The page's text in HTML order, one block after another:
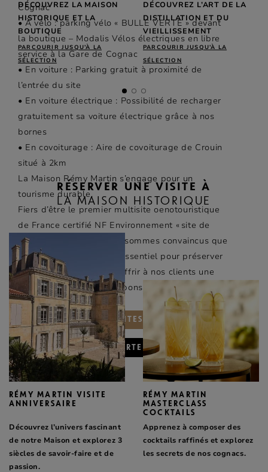
DÉCOUVREZ LA MAISON
HISTORIQUE ET LA
BOUTIQUE
PARCOURIR JUSQU’À LA
SÉLECTION
DÉCOUVREZ L’ART DE LA
DISTILLATION ET DU
VIEILLISSEMENT
PARCOURIR JUSQU’À LA
SÉLECTION
Cognac
• À vélo : parking vélo « BULLE VERTE » devant
la boutique – Modalis Vélos électriques en libre
service à la Gare de Cognac
• En voiture : Parking gratuit à proximité de
l’entrée du site
• En voiture électrique : Possibilité de recharger
gratuitement sa voiture électrique grâce à nos
bornes
• En covoiturage : Aire de covoiturage de Crouin
situé à 2km
La Maison Rémy Martin s’engage pour un
tourisme durable.
Fiers d’être le premier multisite oenotouristique
de France certifié NF Environnement « site de
visite » par AFNOR, nous sommes convaincus que
le tourisme durable est essentiel pour préserver
notre environnement et offrir à nos clients une
expérience unique et responsable.
VOIR TOUTES LES VISITES
LOCALISER SUR LA CARTE
RÉSERVER UNE VISITE À
LA MAISON HISTORIQUE
RÉMY MARTIN VISITE
ANNIVERSAIRE
Découvrez l’univers fascinant
de notre Maison et explorez 3
siècles de savoir-faire et de
passion.
RÉMY MARTIN
MASTERCLASS
COCKTAILS
Apprenez à composer des
cocktails raffinés et explorez
les secrets de nos cognacs.